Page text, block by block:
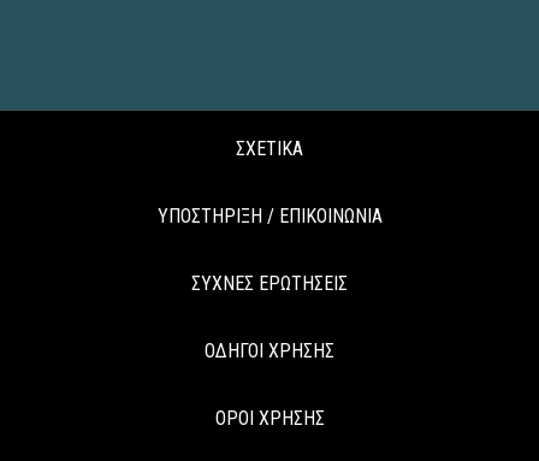
ΣΧΕΤΙΚΑ
ΥΠΟΣΤΗΡΙΞΗ / ΕΠΙΚΟΙΝΩΝΙΑ
ΣΥΧΝΕΣ ΕΡΩΤΗΣΕΙΣ
ΟΔΗΓΟΙ ΧΡΗΣΗΣ
ΟΡΟΙ ΧΡΗΣΗΣ